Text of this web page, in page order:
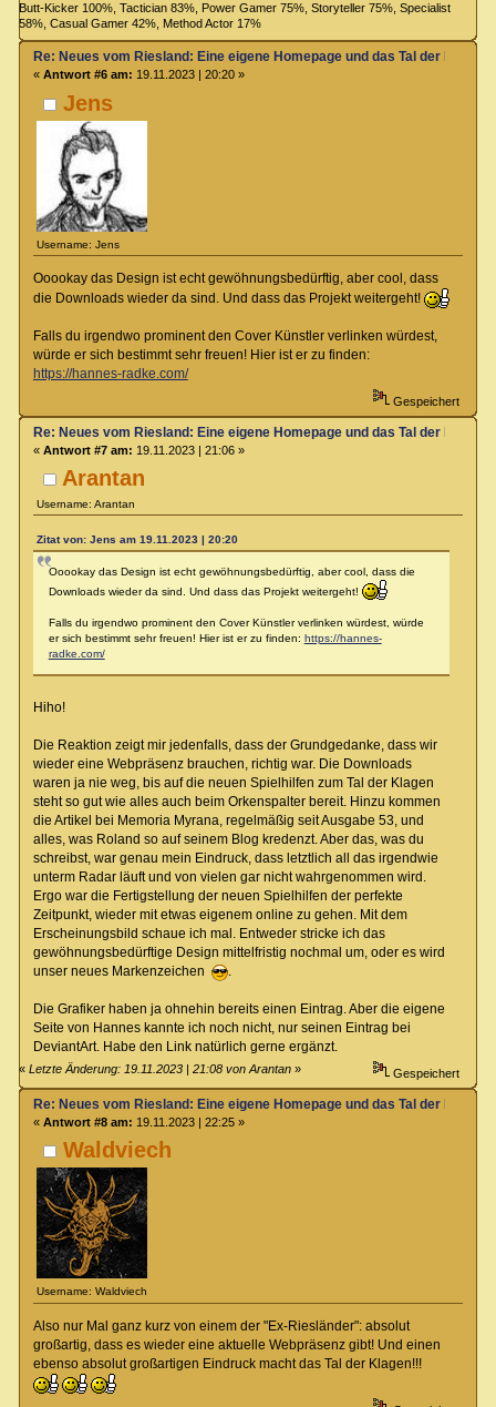
Butt-Kicker 100%, Tactician 83%, Power Gamer 75%, Storyteller 75%, Specialist
58%, Casual Gamer 42%, Method Actor 17%
Jens
Username: Jens
Re: Neues vom Riesland: Eine eigene Homepage und das Tal der Klagen
« Antwort #6 am: 19.11.2023 | 20:20 »
Ooookay das Design ist echt gewöhnungsbedürftig, aber cool, dass
die Downloads wieder da sind. Und dass das Projekt weitergeht!
Falls du irgendwo prominent den Cover Künstler verlinken würdest,
würde er sich bestimmt sehr freuen! Hier ist er zu finden:
https://hannes-radke.com/
Gespeichert
Arantan
Username: Arantan
Re: Neues vom Riesland: Eine eigene Homepage und das Tal der Klagen
« Antwort #7 am: 19.11.2023 | 21:06 »
Zitat von: Jens am 19.11.2023 | 20:20
Ooookay das Design ist echt gewöhnungsbedürftig, aber cool, dass die
Downloads wieder da sind. Und dass das Projekt weitergeht!
Falls du irgendwo prominent den Cover Künstler verlinken würdest, würde
er sich bestimmt sehr freuen! Hier ist er zu finden: https://hannes-
radke.com/
Hiho!
Die Reaktion zeigt mir jedenfalls, dass der Grundgedanke, dass wir
wieder eine Webpräsenz brauchen, richtig war. Die Downloads
waren ja nie weg, bis auf die neuen Spielhilfen zum Tal der Klagen
steht so gut wie alles auch beim Orkenspalter bereit. Hinzu kommen
die Artikel bei Memoria Myrana, regelmäßig seit Ausgabe 53, und
alles, was Roland so auf seinem Blog kredenzt. Aber das, was du
schreibst, war genau mein Eindruck, dass letztlich all das irgendwie
unterm Radar läuft und von vielen gar nicht wahrgenommen wird.
Ergo war die Fertigstellung der neuen Spielhilfen der perfekte
Zeitpunkt, wieder mit etwas eigenem online zu gehen. Mit dem
Erscheinungsbild schaue ich mal. Entweder stricke ich das
gewöhnungsbedürftige Design mittelfristig nochmal um, oder es wird
unser neues Markenzeichen
.
Die Grafiker haben ja ohnehin bereits einen Eintrag. Aber die eigene
Seite von Hannes kannte ich noch nicht, nur seinen Eintrag bei
DeviantArt. Habe den Link natürlich gerne ergänzt.
«Letzte Änderung: 19.11.2023 | 21:08 von Arantan » Gespeichert
Waldviech
Username: Waldviech
Re: Neues vom Riesland: Eine eigene Homepage und das Tal der Klagen
« Antwort #8 am: 19.11.2023 | 22:25 »
Also nur Mal ganz kurz von einem der "Ex-Riesländer": absolut
großartig, dass es wieder eine aktuelle Webpräsenz gibt! Und einen
ebenso absolut großartigen Eindruck macht das Tal der Klagen!!!